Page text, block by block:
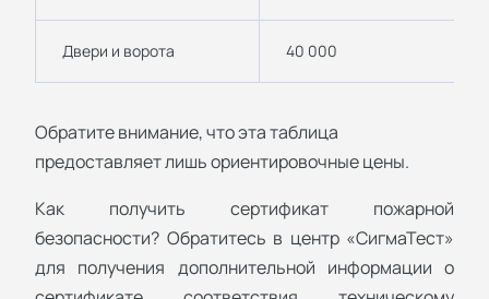
Двери и ворота 40 000
Обратите внимание, что эта таблица
предоставляет лишь ориентировочные цены.
Как получить сертификат пожарной
безопасности? Обратитесь в центр «СигмаТест»
для получения дополнительной информации о